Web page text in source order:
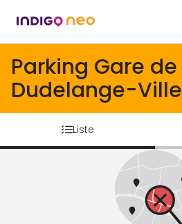
Parking Gare de
Dudelange-Ville
Liste